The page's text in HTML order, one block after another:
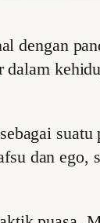
dengan
dan